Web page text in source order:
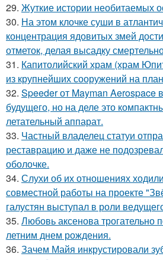
29. Жуткие истории необитаемых
30. На этом клочке суши в
концентрация ядовитых змей
отметок, делая высадку
31. Капитолийский храм (храм
из крупнейших сооружений на
32. Speeder от Mayman Aerospace
будущего, но на деле это
летательный аппарат.
33. Частный владелец статуи
реставрацию и даже не
оболочке.
34. Слухи об их отношениях
совместной работы на проекте
галустян выступал в роли
35. Любовь аксенова трогательно
летним днем рождения.
36. Зачем Майя инкрустировали